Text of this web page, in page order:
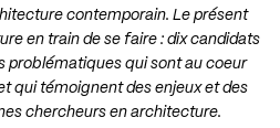
contemporain. Le présent
en train de se faire : dix candidats
problématiques qui sont au coeur
qui témoignent des enjeux et des
chercheurs en architecture.